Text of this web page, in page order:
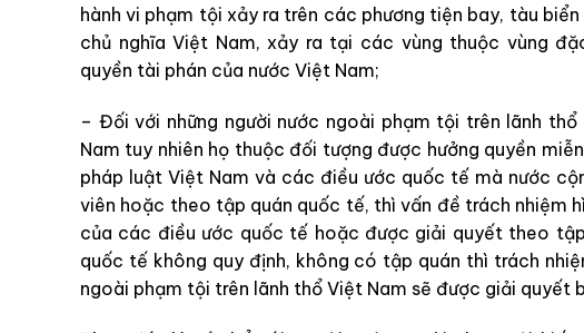
hành vi phạm tội xảy ra trên các phương tiện bay, tàu
chủ nghĩa Việt Nam, xảy ra tại các vùng thuộc vùng
quyền tài phán của nước Việt Nam;
– Đối với những người nước ngoài phạm tội trên lãnh
Nam tuy nhiên họ thuộc đối tượng được hưởng quyền
pháp luật Việt Nam và các điều ước quốc tế mà nước
viên hoặc theo tập quán quốc tế, thì vấn đề trách nhiệm
của các điều ước quốc tế hoặc được giải quyết theo
quốc tế không quy định, không có tập quán thì trách
ngoài phạm tội trên lãnh thổ Việt Nam sẽ được giải quyết